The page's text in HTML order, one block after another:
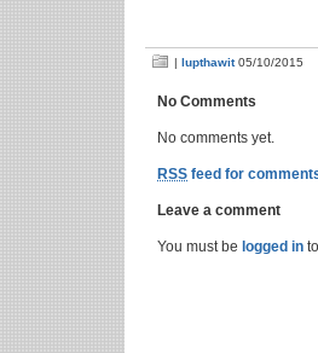
| lupthawit05/10/2015
No Comments
No comments yet.
RSS feed for
Leave a comment
You must be logged in